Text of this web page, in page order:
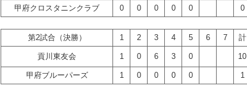
甲府クロスタニンクラブ
0 0 0 0 0 0
第2試合（決勝） 1 2 3 4 5 6 7 計
貢川東友会 1 0 6 3 0 10
甲府ブルーパーズ
1 0 0 0 0 1